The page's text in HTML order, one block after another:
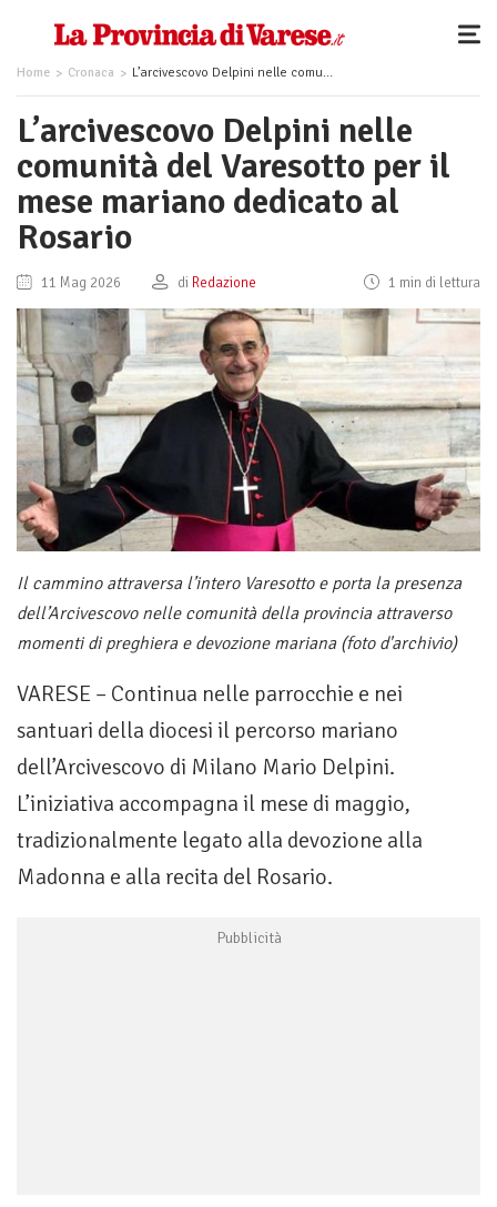
Home Cronaca L’arcivescovo Delpini nelle comunità del Varesotto per il mese mariano dedicato al Rosario
L’arcivescovo Delpini nelle
comunità del Varesotto per il
mese mariano dedicato al
Rosario
11 Mag 2026 di Redazione 1 min di lettura
Il cammino attraversa l’intero Varesotto e porta la presenza
dell’Arcivescovo nelle comunità della provincia attraverso
momenti di preghiera e devozione mariana (foto d'archivio)
VARESE – Continua nelle parrocchie e nei
santuari della diocesi il percorso mariano
dell’Arcivescovo di Milano Mario Delpini.
L’iniziativa accompagna il mese di maggio,
tradizionalmente legato alla devozione alla
Madonna e alla recita del Rosario.